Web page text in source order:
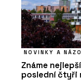
NOVINKY A
Známe
poslední čtyři